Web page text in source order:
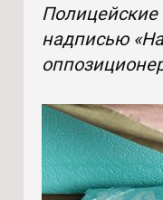
Полицейские
надписью